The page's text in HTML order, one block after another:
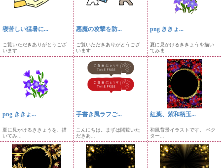
寝苦しい猛暑に...
ご覧いただきありがとうござ
います...
悪魔の攻撃を防...
ご覧いただきありがとうござ
います...
png ききょ...
夏に見かけるききょうを描い
てみま...
png ききょ...
夏に見かけるききょうを、描
いてみ...
手書き風ラフご...
こんにちは。まずは閲覧いた
だきあ...
紅葉、紫和柄玉...
和風背景イラストです。 ベク
ター...